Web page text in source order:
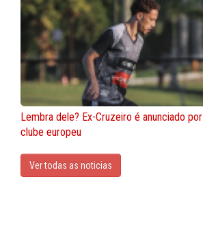
Lembra dele? Ex-Cruzeiro é anunciado por
clube europeu
Ver todas as noticias